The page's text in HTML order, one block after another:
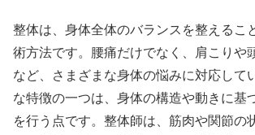
整体は、身体全体のバランスを整えるこ
術方法です。腰痛だけでなく、肩こりや
など、さまざまな身体の悩みに対応して
な特徴の一つは、身体の構造や動きに基
を行う点です。整体師は、筋肉や関節の